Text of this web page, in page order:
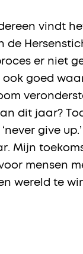
vindt
de
er niet
ook goed
dit jaar?
give
Mijn
mensen
wereld te